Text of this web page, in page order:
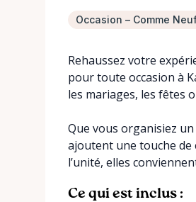
Occasion – Comme
Rehaussez votre
pour toute occasion à
les mariages, les fêtes
Que vous organisiez
ajoutent une touche de
l’unité, elles
Ce qui est inclus :